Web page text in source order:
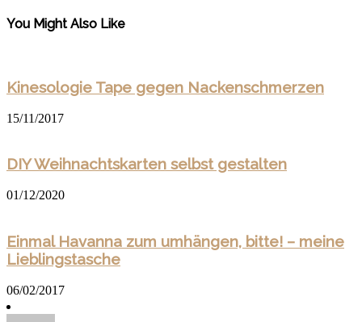
You Might Also Like
Kinesologie Tape gegen Nackenschmerzen
15/11/2017
DIY Weihnachtskarten selbst gestalten
01/12/2020
Einmal Havanna zum umhängen, bitte! – meine
Lieblingstasche
06/02/2017